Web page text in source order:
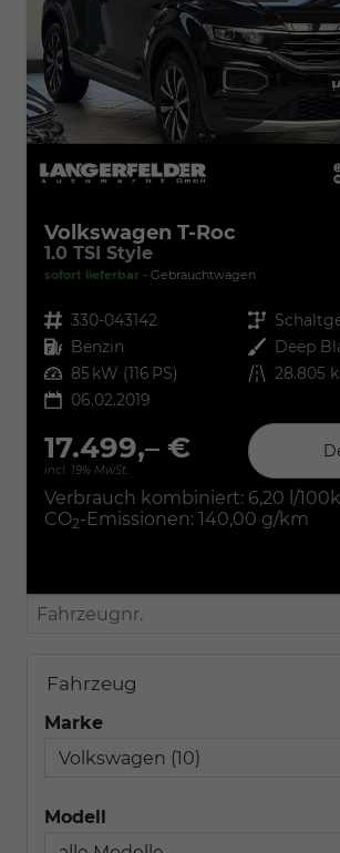
Volkswagen T-Roc
1.0 TSI Style
sofort lieferbar Gebrauchtwagen
Fahrzeugnr. 330-043142 Getriebe
Kraftstoff Benzin Außenfarbe Deep
Leistung 85 kW (116 PS) Kilometerstand 28.805
06.02.2019
17.499,– €
incl. 19% MwSt.
Verbrauch kombiniert: 6,20 l/
CO2-Emissionen: 140,00 g/km
Fahrzeugnr.
Fahrzeug
Marke
Modell